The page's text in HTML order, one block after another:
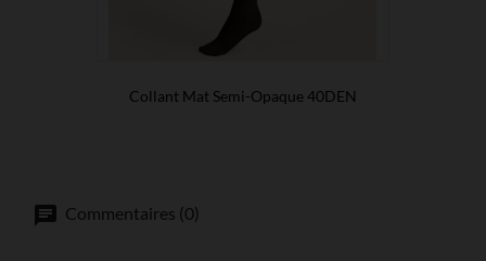
Collant Mat Semi-Opaque 40DEN
Commentaires (0)